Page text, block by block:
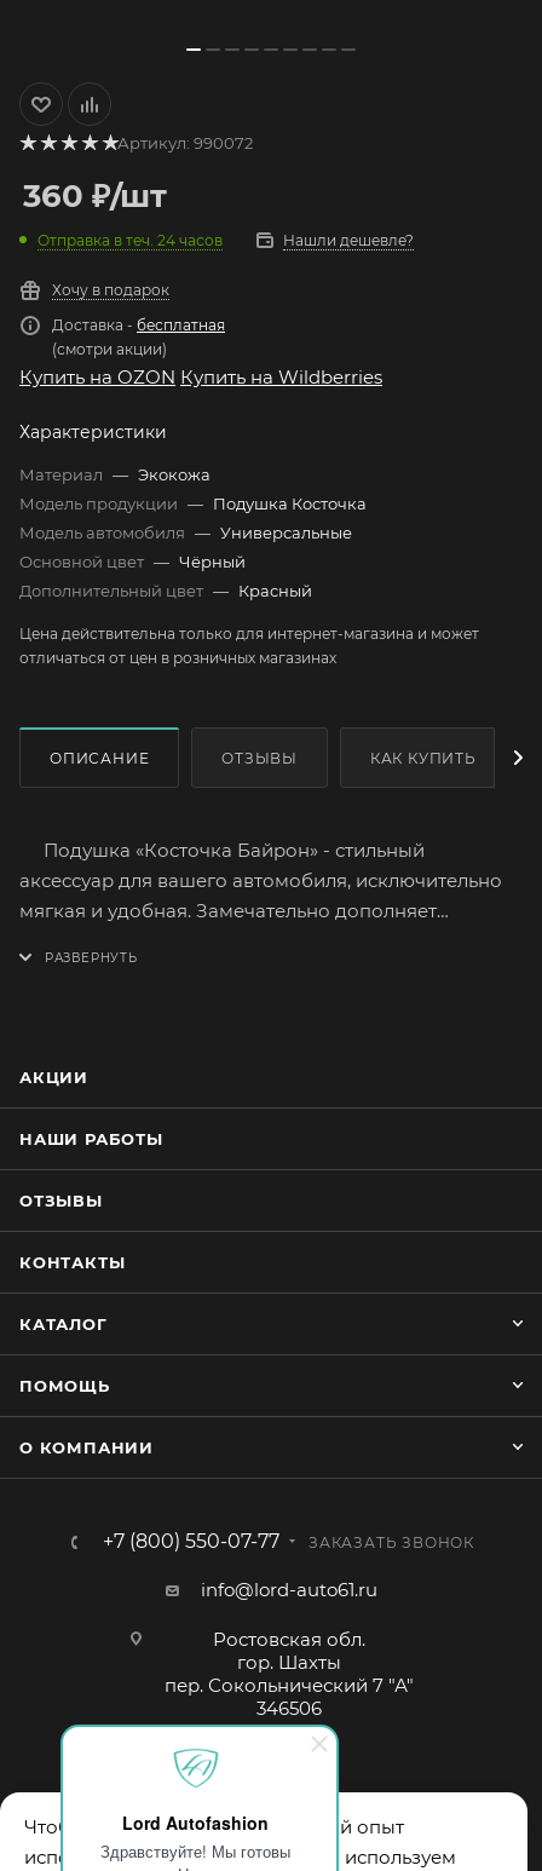
Lord Autofashion
Здравствуйте! Мы готовы
Артикул: 990072
360 ₽/шт
Отправка в теч. 24 часов Нашли дешевле?
Хочу в подарок
Доставка - бесплатная
(смотри акции)
Купить на OZON Купить на Wildberries
Характеристики
Материал — Экокожа
Модель продукции — Подушка Косточка
Модель автомобиля — Универсальные
Основной цвет — Чёрный
Дополнительный цвет — Красный
Цена действительна только для интернет-магазина и может
отличаться от цен в розничных магазинах
ОПИСАНИЕ ОТЗЫВЫ КАК КУПИТЬ
Подушка «Косточка Байрон» - стильный
аксессуар для вашего автомобиля, исключительно
мягкая и удобная. Замечательно дополняет
после деформации.
стёганной цветными нитками. Рисунок стёжки
Сшита из качественных материалов приятных на
Наполнитель - холлофайбер.
застёжке «Фастекс» и прочной ленте.
АКЦИИ
НАШИ РАБОТЫ
ОТЗЫВЫ
КОНТАКТЫ
КАТАЛОГ
ПОМОЩЬ
О КОМПАНИИ
+7 (800) 550-07-77 ЗАКАЗАТЬ ЗВОНОК
info@lord-auto61.ru
Ростовская обл.
гор. Шахты
пер. Сокольнический 7 "А"
346506
Чтобы обеспечить вам наилучший опыт
использования нашего сайта, мы используем